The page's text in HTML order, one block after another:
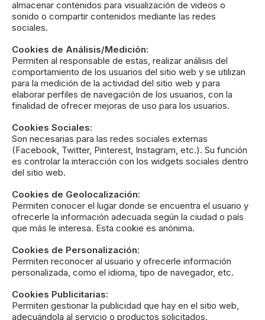
almacenar contenidos para visualización de videos o
sonido o compartir contenidos mediante las redes
sociales.
Cookies de Análisis/Medición:
Permiten al responsable de estas, realizar análisis del
comportamiento de los usuarios del sitio web y se utilizan
para la medición de la actividad del sitio web y para
elaborar perfiles de navegación de los usuarios, con la
finalidad de ofrecer mejoras de uso para los usuarios.
Cookies Sociales:
Son necesarias para las redes sociales externas
(Facebook, Twitter, Pinterest, Instagram, etc.). Su función
es controlar la interacción con los widgets sociales dentro
del sitio web.
Cookies de Geolocalización:
Permiten conocer el lugar donde se encuentra el usuario y
ofrecerle la información adecuada según la ciudad o país
que más le interesa. Esta cookie es anónima.
Cookies de Personalización:
Permiten reconocer al usuario y ofrecerle información
personalizada, como el idioma, tipo de navegador, etc.
Cookies Publicitarias:
Permiten gestionar la publicidad que hay en el sitio web,
adecuándola al servicio o productos solicitados.